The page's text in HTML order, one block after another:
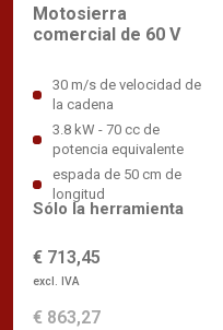
Motosierra
comercial de 60 V
30 m/s de velocidad de
la cadena
3.8 kW - 70 cc de
potencia equivalente
espada de 50 cm de
longitud
€ 713,45
excl. IVA
€ 863,27
Sólo la herramienta